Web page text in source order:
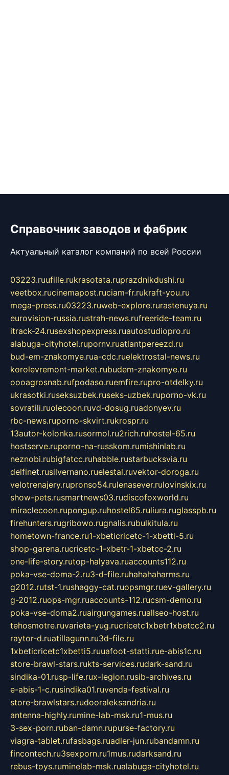
Справочник заводов и фабрик
Актуальный каталог компаний по всей России
03223.ruufille.rukrasotata.ruprazdnikdushi.ru
veetbox.rucinemapost.ruciam-fr.rukraft-you.ru
mega-press.ru03223.ruweb-explore.rurastenuya.ru
eurovision-russia.rustrah-news.rufreeride-team.ru
itrack-24.rusexshopexpress.ruautostudiopro.ru
alabuga-cityhotel.rupornv.ruatlantpereezd.ru
bud-em-znakomye.rua-cdc.ruelektrostal-news.ru
korolevremont-market.rubudem-znakomye.ru
oooagrosnab.rufpodaso.ruemfire.rupro-otdelky.ru
ukrasotki.ruseksuzbek.ruseks-uzbek.ruporno-vk.ru
sovratili.ruolecoon.ruvd-dosug.ruadonyev.ru
rbc-news.ruporno-skvirt.rukrospr.ru
13autor-kolonka.rusormol.ru2rich.ruhostel-65.ru
hostserve.ruporno-na-russkom.rumishinlab.ru
neznobi.rubigfatcc.ruhabble.rustarbucksvia.ru
delfinet.rusilvernano.ruelestal.ruvektor-doroga.ru
velotrenajery.rupronso54.rulenasever.rulovinskix.ru
show-pets.rusmartnews03.rudiscofoxworld.ru
miraclecoon.rupongup.ruhostel65.ruliura.ruglasspb.ru
firehunters.rugribowo.rugnalis.rubulkitula.ru
hometown-france.ru1-xbeticricetc-1-xbetti-5.ru
shop-garena.rucricetc-1-xbetr-1-xbetcc-2.ru
one-life-story.rutop-halyava.ruaccounts112.ru
poka-vse-doma-2.ru3-d-file.ruhahahaharms.ru
g2012.rutst-1.rushaggy-cat.ruopsmgr.ruev-gallery.ru
g-2012.ruops-mgr.ruaccounts-112.rucsm-demo.ru
poka-vse-doma2.ruairgungames.ruallseo-host.ru
tehosmotre.ruvarieta-yug.rucricetc1xbetr1xbetcc2.ru
raytor-d.ruatillagunn.ru3d-file.ru
1xbeticricetc1xbetti5.ruuafoot-statti.rue-abis1c.ru
store-brawl-stars.rukts-services.rudark-sand.ru
sindika-01.rusp-life.rux-legion.rusib-archives.ru
e-abis-1-c.rusindika01.ruvenda-festival.ru
store-brawlstars.rudooraleksandria.ru
antenna-highly.rumine-lab-msk.ru1-mus.ru
3-sex-porn.ruban-damn.rupurse-factory.ru
viagra-tablet.rufasbags.ruadler-jun.rubandamn.ru
fincontech.ru3sexporn.ru1mus.rudarksand.ru
rebus-toys.ruminelab-msk.rualabuga-cityhotel.ru